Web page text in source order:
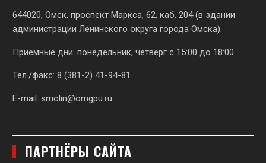
644020, Омск, проспект Маркса, 62, каб. 204 (в здании
администрации Ленинского округа города Омска).
Приемные дни: понедельник, четверг с 15:00 до 18:00.
Тел./факс: 8 (381-2) 41-94-81.
E-mail: smolin@omgpu.ru.
ПАРТНЁРЫ САЙТА